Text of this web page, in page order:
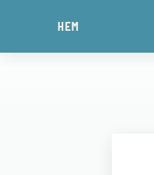
HEM